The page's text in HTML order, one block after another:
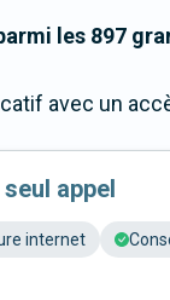
les 897
avec un
appel
internet